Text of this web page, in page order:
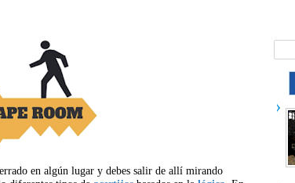
en algún lugar y debes salir de allí mirando